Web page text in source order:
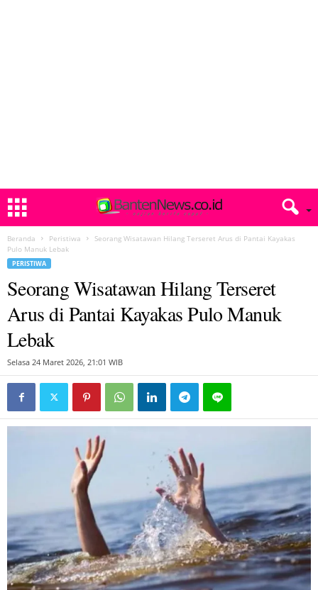
Beranda Peristiwa
Seorang Wisatawan Hilang Terseret Arus di Pantai Kayakas
Pulo Manuk Lebak
PERISTIWA
Seorang Wisatawan Hilang Terseret
Arus di Pantai Kayakas Pulo Manuk
Lebak
Selasa 24 Maret 2026, 21:01 WIB